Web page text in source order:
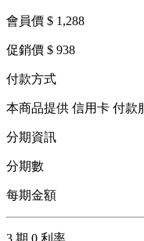
會員價 $ 1,288
促銷價 $ 938
付款方式
本商品提供 信用卡 付款
分期資訊
分期數
每期金額
3 期 0 利率